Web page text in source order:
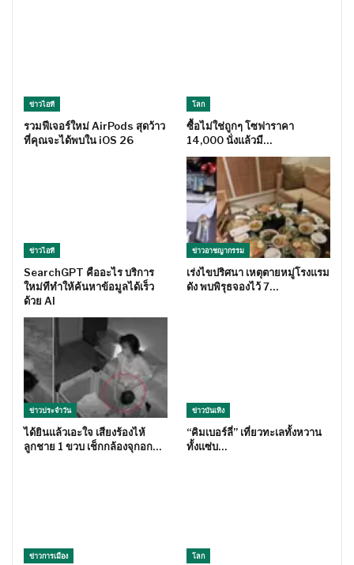
ข่าวไอที
รวมฟีเจอร์ใหม่ AirPods สุดว้าว
ที่คุณจะได้พบใน iOS 26
โลก
ซื้อไม่ใช่ถูกๆ โซฟาราคา
14,000 นั่งแล้วมี…
ข่าวไอที
SearchGPT คืออะไร บริการ
ใหม่ทีทำให้ค้นหาข้อมูลได้เร็ว
ด้วย AI
ข่าวอาชญากรรม
เร่งไขปริศนา เหตุตายหมู่โรงแรม
ดัง พบพิรุธจองไว้ 7…
ข่าวประจำวัน
ได้ยินแล้วเอะใจ เสียงร้องไห้
ลูกชาย 1 ขวบ เช็กกล้องจุกอก…
ข่าวบันเทิง
“คิมเบอร์ลี่” เที่ยวทะเลทั้งหวาน
ทั้งแซ่บ…
ข่าวการเมือง โลก